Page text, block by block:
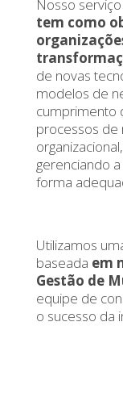
Nosso
tem como
de novas
modelos de
cumprimento
processos de
gerenciando
forma
Utilizamos
baseada em
Gestão de
equipe de
o sucesso da